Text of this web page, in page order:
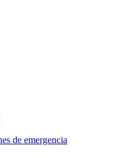
de emergencia